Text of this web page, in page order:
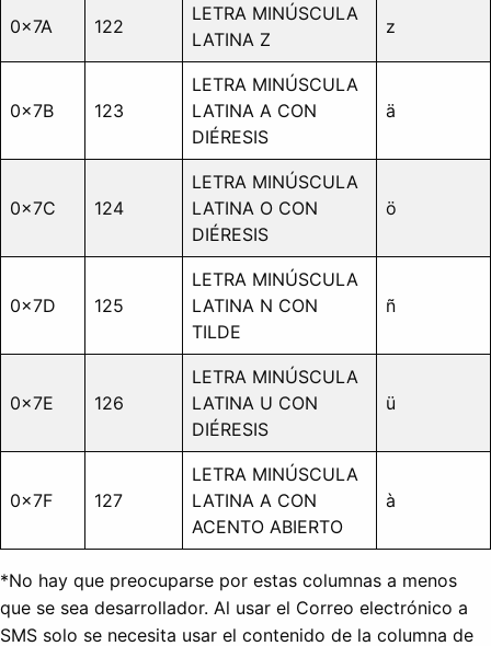
0x7A 122
LETRA MINÚSCULA
LATINA Z
z
0x7B 123
LETRA MINÚSCULA
LATINA A CON
DIÉRESIS
ä
0x7C 124
LETRA MINÚSCULA
LATINA O CON
DIÉRESIS
ö
0x7D 125
LETRA MINÚSCULA
LATINA N CON
TILDE
ñ
0x7E 126
LETRA MINÚSCULA
LATINA U CON
DIÉRESIS
ü
0x7F 127
LETRA MINÚSCULA
LATINA A CON
ACENTO ABIERTO
à
*No hay que preocuparse por estas columnas a menos
que se sea desarrollador. Al usar el Correo electrónico a
SMS solo se necesita usar el contenido de la columna de